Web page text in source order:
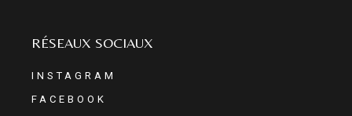
RÉSEAUX SOCIAUX
INSTAGRAM
FACEBOOK